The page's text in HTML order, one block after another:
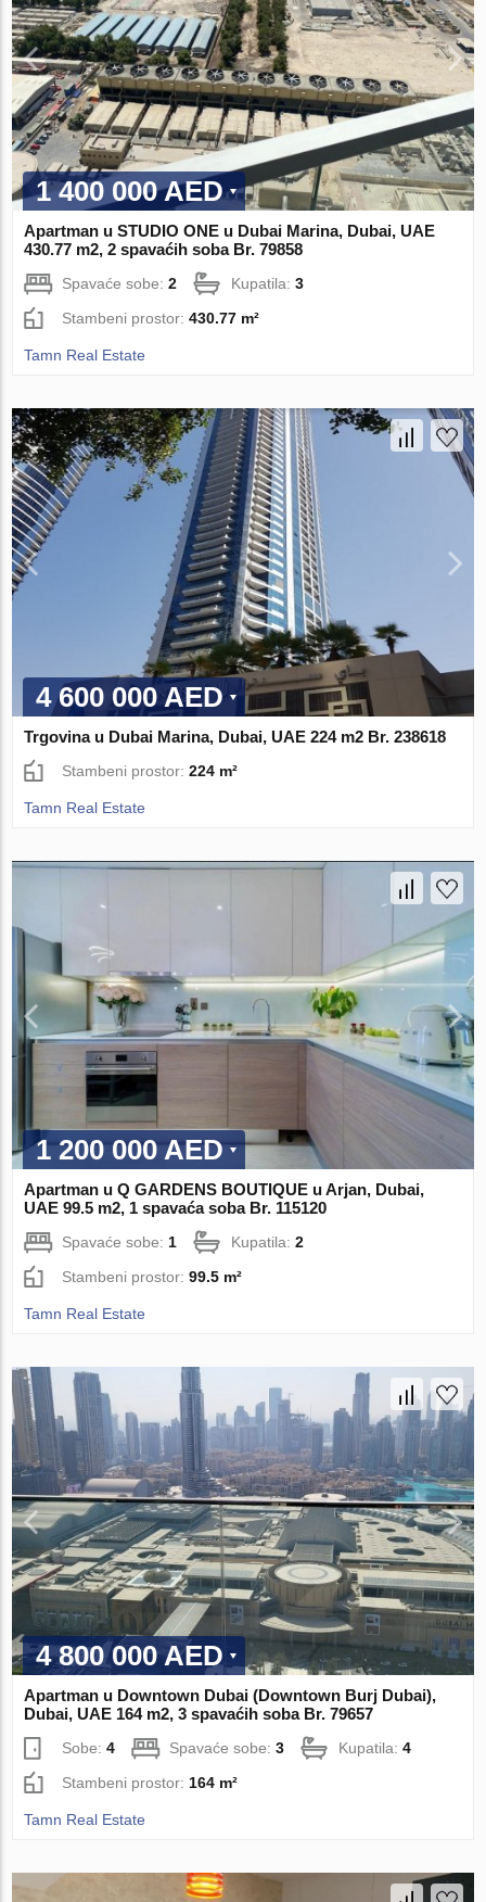
1 400 000 AED
Apartman u STUDIO ONE u Dubai Marina, Dubai, UAE
430.77 m2, 2 spavaćih soba Br. 79858
Spavaće sobe:2 Kupatila:3
Stambeni prostor:430.77 m²
Tamn Real Estate
4 600 000 AED
Trgovina u Dubai Marina, Dubai, UAE 224 m2 Br. 238618
Stambeni prostor:224 m²
Tamn Real Estate
1 200 000 AED
Apartman u Q GARDENS BOUTIQUE u Arjan, Dubai,
UAE 99.5 m2, 1 spavaća soba Br. 115120
Spavaće sobe: 1 Kupatila:2
Stambeni prostor:99.5 m²
Tamn Real Estate
4 800 000 AED
Apartman u Downtown Dubai (Downtown Burj Dubai),
Dubai, UAE 164 m2, 3 spavaćih soba Br. 79657
Sobe:4 Spavaće sobe:3 Kupatila:4
Stambeni prostor: 164 m²
Tamn Real Estate